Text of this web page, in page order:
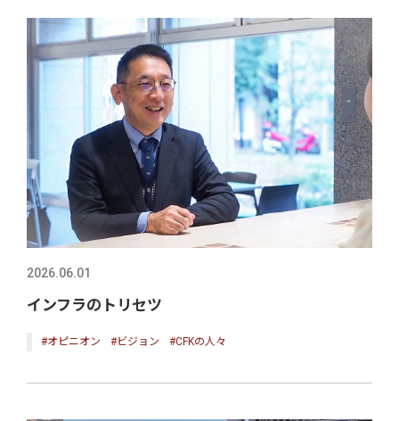
2026.06.01
インフラのトリセツ
#オピニオン #ビジョン #CFKの人々